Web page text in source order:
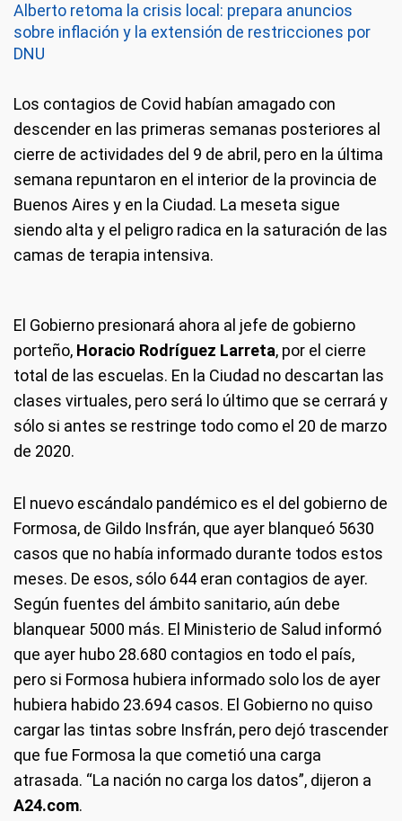
Alberto retoma la crisis local: prepara anuncios
sobre inflación y la extensión de restricciones por
DNU
Los contagios de Covid habían amagado con
descender en las primeras semanas posteriores al
cierre de actividades del 9 de abril, pero en la última
semana repuntaron en el interior de la provincia de
Buenos Aires y en la Ciudad. La meseta sigue
siendo alta y el peligro radica en la saturación de las
camas de terapia intensiva.
El Gobierno presionará ahora al jefe de gobierno
porteño, Horacio Rodríguez Larreta, por el cierre
total de las escuelas. En la Ciudad no descartan las
clases virtuales, pero será lo último que se cerrará y
sólo si antes se restringe todo como el 20 de marzo
de 2020.
El nuevo escándalo pandémico es el del gobierno de
Formosa, de Gildo Insfrán, que ayer blanqueó 5630
casos que no había informado durante todos estos
meses. De esos, sólo 644 eran contagios de ayer.
Según fuentes del ámbito sanitario, aún debe
blanquear 5000 más. El Ministerio de Salud informó
que ayer hubo 28.680 contagios en todo el país,
pero si Formosa hubiera informado solo los de ayer
hubiera habido 23.694 casos. El Gobierno no quiso
cargar las tintas sobre Insfrán, pero dejó trascender
que fue Formosa la que cometió una carga
atrasada. “La nación no carga los datos”, dijeron a
A24.com.